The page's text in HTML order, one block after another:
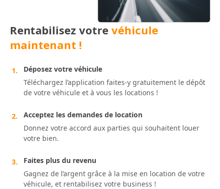
Rentabilisez votre véhicule
maintenant !
1.
Déposez votre véhicule
Téléchargez l’application faites-y gratuitement le dépôt
de votre véhicule et à vous les locations !
2.
Acceptez les demandes de location
Donnez votre accord aux parties qui souhaitent louer
votre bien.
3.
Faites plus du revenu
Gagnez de l’argent grâce à la mise en location de votre
véhicule, et rentabilisez votre business !